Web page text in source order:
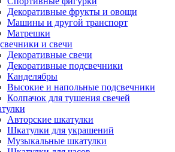
Декоративные фрукты и овощи
Машины и другой транспорт
Матрешки
и свечи
Декоративные свечи
Декоративные подсвечники
Канделябры
Высокие и напольные подсвечники
Колпачок для тушения свечей
Авторские шкатулки
Шкатулки для украшений
Музыкальные шкатулки